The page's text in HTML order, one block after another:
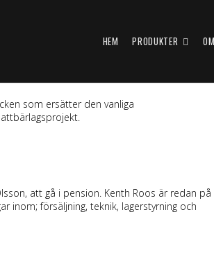
HEM PRODUKTER
som ersätter den vanliga
att gå i pension. Kenth Roos är redan på
inom; försäljning, teknik, lagerstyrning och